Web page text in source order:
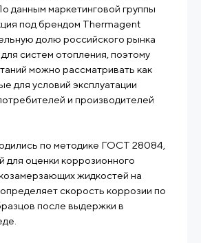
данным маркетинговой группы
под брендом Thermagent
долю российского рынка
систем отопления, поэтому
можно рассматривать как
для условий эксплуатации
и производителей
по методике ГОСТ 28084,
для оценки коррозионного
жидкостей на
скорость коррозии по
после выдержки в